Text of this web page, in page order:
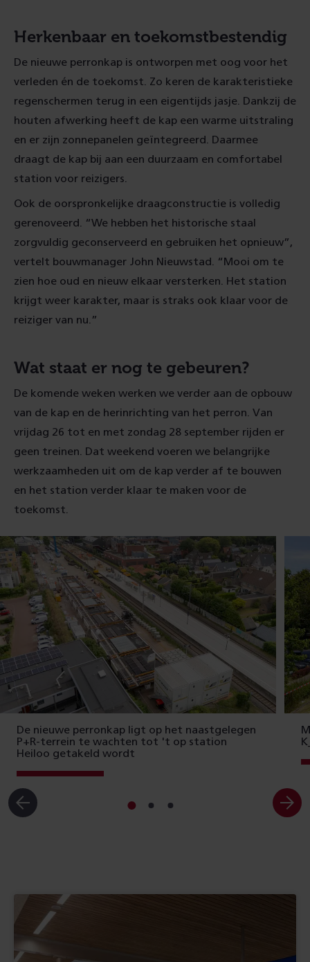
Herkenbaar en toekomstbestendig
De nieuwe perronkap is ontworpen met oog voor het
verleden én de toekomst. Zo keren de karakteristieke
regenschermen terug in een eigentijds jasje. Dankzij de
houten afwerking heeft de kap een warme uitstraling
en er zijn zonnepanelen geïntegreerd. Daarmee
draagt de kap bij aan een duurzaam en comfortabel
station voor reizigers.
Ook de oorspronkelijke draagconstructie is volledig
gerenoveerd. “We hebben het historische staal
zorgvuldig geconserveerd en gebruiken het opnieuw”,
vertelt bouwmanager John Nieuwstad. “Mooi om te
zien hoe oud en nieuw elkaar versterken. Het station
krijgt weer karakter, maar is straks ook klaar voor de
reiziger van nu.”
Wat staat er nog te gebeuren?
De komende weken werken we verder aan de opbouw
van de kap en de herinrichting van het perron. Van
vrijdag 26 tot en met zondag 28 september rijden er
geen treinen. Dat weekend voeren we belangrijke
werkzaamheden uit om de kap verder af te bouwen
en het station verder klaar te maken voor de
toekomst.
De nieuwe perronkap ligt op het naastgelegen
P+R-terrein te wachten tot 't op station
Heiloo getakeld wordt
Ga
Ga
Ga